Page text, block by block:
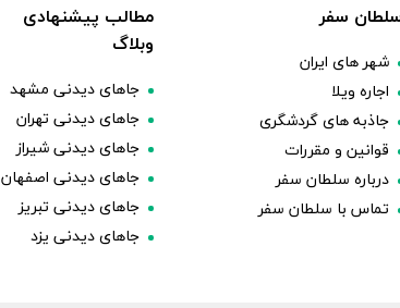
سفر
شهر های ایران
اجاره ویلا
جاذبه های گردشگری
قوانین و مقررات
درباره سلطان سفر
تماس با سلطان سفر
مطالب پیشنهادی
وبلاگ
جاهای دیدنی مشهد
جاهای دیدنی تهران
جاهای دیدنی شیراز
جاهای دیدنی اصفهان
جاهای دیدنی تبریز
جاهای دیدنی یزد